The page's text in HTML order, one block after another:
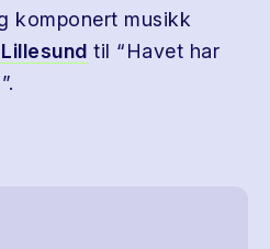
komponert musikk
til “Havet har